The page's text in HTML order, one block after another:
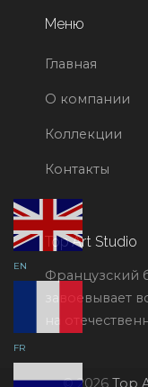
Меню
Главная
О компании
Коллекции
Контакты
Top Art Studio
Французский
завоевывает
на
© 2026 Top
EN
FR